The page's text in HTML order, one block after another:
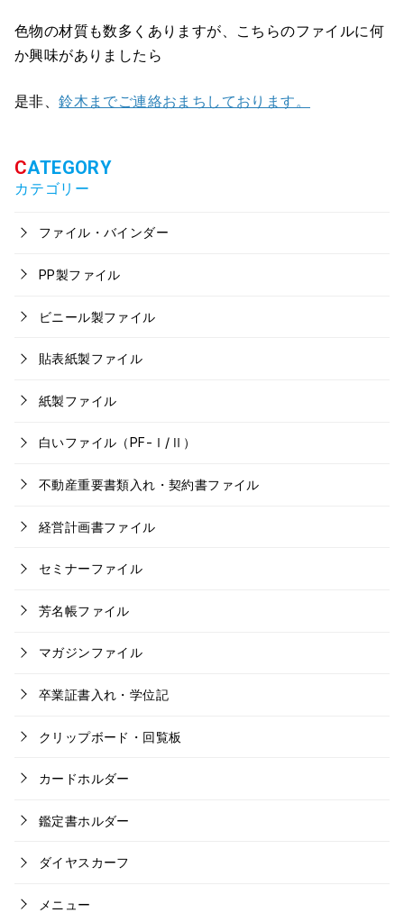
色物の材質も数多くありますが、こちらのファイルに何
か興味がありましたら
是非、鈴木までご連絡おまちしております。
カテゴリー
ファイル・バインダー
PP製ファイル
ビニール製ファイル
貼表紙製ファイル
紙製ファイル
白いファイル（PF-Ⅰ/Ⅱ）
不動産重要書類入れ・契約書ファイル
経営計画書ファイル
セミナーファイル
芳名帳ファイル
マガジンファイル
卒業証書入れ・学位記
クリップボード・回覧板
カードホルダー
鑑定書ホルダー
ダイヤスカーフ
メニュー